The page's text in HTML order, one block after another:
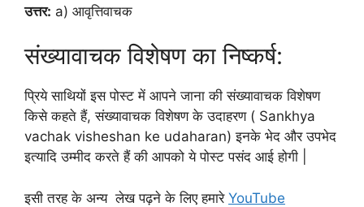
उत्तर: a) आवृत्तिवाचक
संख्यावाचक विशेषण का निष्कर्ष:
प्रिये साथियों इस पोस्ट में आपने जाना की संख्यावाचक विशेषण
किसे कहते हैं, संख्यावाचक विशेषण के उदाहरण ( Sankhya
vachak visheshan ke udaharan) इनके भेद और उपभेद
इत्यादि उम्मीद करते हैं की आपको ये पोस्ट पसंद आई होगी |
इसी तरह के अन्य लेख पढ़ने के लिए हमारे YouTube